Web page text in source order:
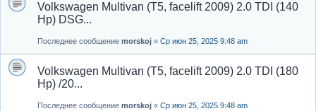
Volkswagen Multivan (T5, facelift 2009) 2.0 TDI (140
Hp) DSG...
Последнее сообщение morskoj « Ср июн 25, 2025 9:48 am
Volkswagen Multivan (T5, facelift 2009) 2.0 TDI (180
Hp) /20...
Последнее сообщение morskoj « Ср июн 25, 2025 9:48 am